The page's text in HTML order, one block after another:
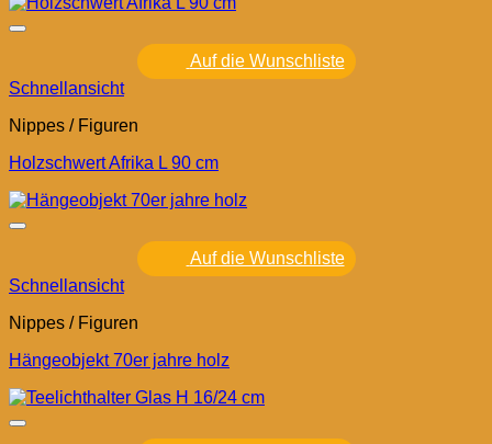
Auf die Wunschliste
Schnellansicht
Nippes / Figuren
Holzschwert Afrika L 90 cm
Auf die Wunschliste
Schnellansicht
Nippes / Figuren
Hängeobjekt 70er jahre holz